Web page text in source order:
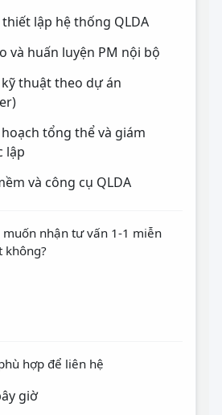
thiết lập hệ thống QLDA
và huấn luyện PM nội bộ
thuật theo dự án
hoạch tổng thể và giám
lập
và công cụ QLDA
muốn nhận tư vấn 1-1 miễn
không?
hợp để liên hệ
giờ